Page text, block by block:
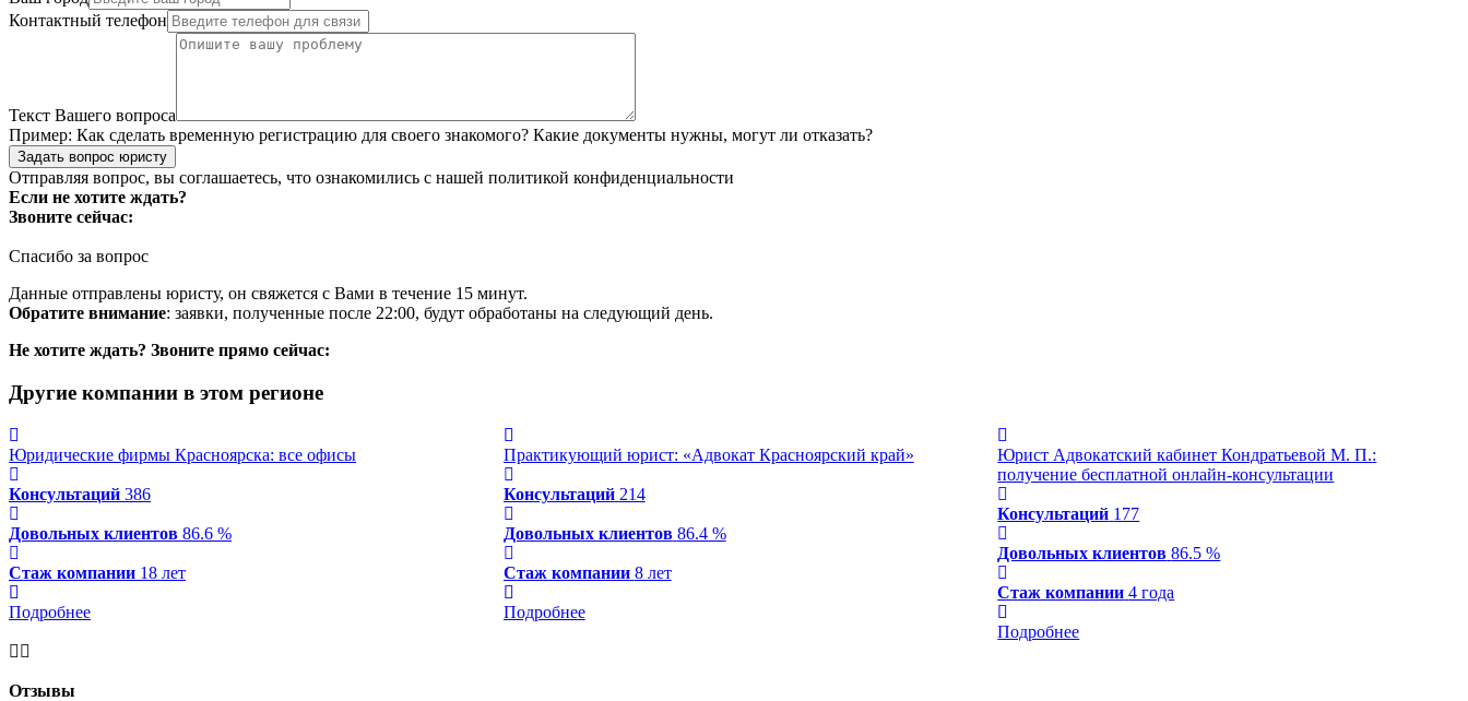
Контактный телефон
Текст Вашего вопроса
Пример: Как сделать временную регистрацию для своего знакомого? Какие документы нужны, могут ли отказать?
Задать вопрос юристу
Отправляя вопрос, вы соглашаетесь, что ознакомились с нашей политикой конфиденциальности
Если не хотите ждать?
Звоните сейчас:
Спасибо за вопрос
Данные отправлены юристу, он свяжется с Вами в течение 15 минут.
Обратите внимание: заявки, полученные после 22:00, будут обработаны на следующий день.
Не хотите ждать? Звоните прямо сейчас:
Другие компании в этом регионе
Юридические фирмы Красноярска: все офисы
Консультаций 386
Довольных клиентов 86.6 %
Стаж компании 18 лет
Подробнее
Практикующий юрист: «Адвокат Красноярский край»
Консультаций 214
Довольных клиентов 86.4 %
Стаж компании 8 лет
Подробнее
Юрист Адвокатский кабинет Кондратьевой М. П.:
получение бесплатной онлайн-консультации
Консультаций 177
Довольных клиентов 86.5 %
Стаж компании 4 года
Подробнее
Отзывы